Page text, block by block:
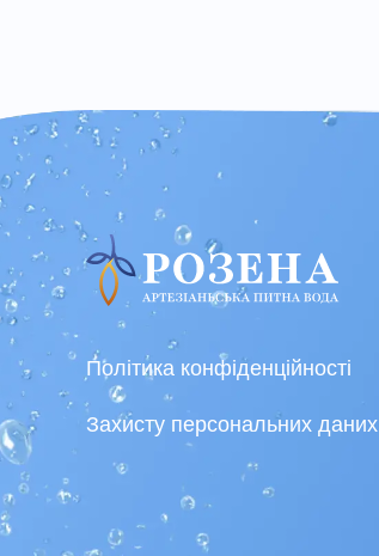
Політика конфіденційності
Захисту персональних даних